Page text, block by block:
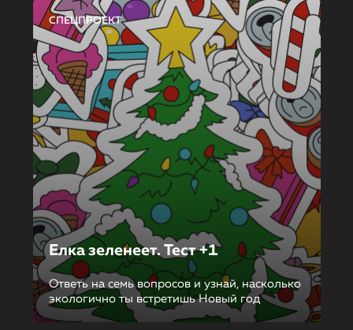
СПЕЦПРОЕКТ
Елка зеленеет. Тест +1
Ответь на семь вопросов и узнай, насколько
экологично ты встретишь Новый год